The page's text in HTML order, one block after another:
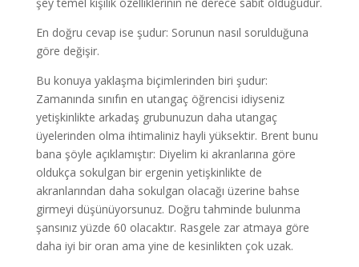
En doğru cevap ise şudur: Sorunun nasıl sorulduğuna
göre değişir.
Bu konuya yaklaşma biçimlerinden biri şudur:
Zamanında sınıfın en utangaç öğrencisi idiyseniz
yetişkinlikte arkadaş grubunuzun daha utangaç
üyelerinden olma ihtimaliniz hayli yüksektir. Brent bunu
bana şöyle açıklamıştır: Diyelim ki akranlarına göre
oldukça sokulgan bir ergenin yetişkinlikte de
akranlarından daha sokulgan olacağı üzerine bahse
girmeyi düşünüyorsunuz. Doğru tahminde bulunma
şansınız yüzde 60 olacaktır. Rasgele zar atmaya göre
daha iyi bir oran ama yine de kesinlikten çok uzak.